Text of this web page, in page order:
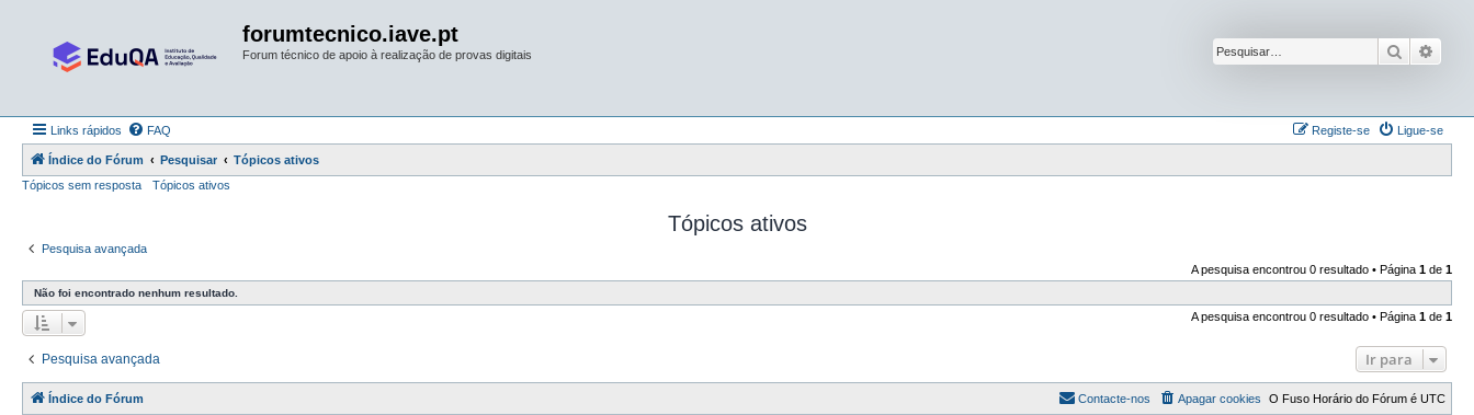
forumtecnico.iave.pt
Forum técnico de apoio à realização de provas digitais Pesquisar
Links rápidos FAQ Ligue-se
Registe-se
Índice do Fórum Pesquisar
Tópicos ativos
Tópicos sem resposta
Tópicos ativos
Tópicos ativos
Pesquisa avançada
A pesquisa encontrou 0 resultado • Página 1 de 1
Não foi encontrado nenhum resultado.
A pesquisa encontrou 0 resultado • Página 1 de 1
Pesquisa avançada Ir para
Índice do Fórum O Fuso Horário do Fórum é UTC
Apagar cookies
Contacte-nos